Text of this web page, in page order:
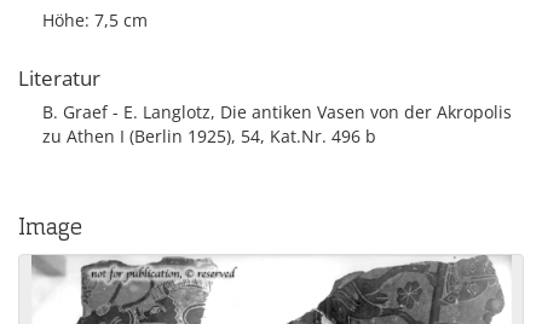
Höhe: 7,5 cm
Literatur
B. Graef - E. Langlotz, Die antiken Vasen von der Akropolis
zu Athen I (Berlin 1925), 54, Kat.Nr. 496 b
Image